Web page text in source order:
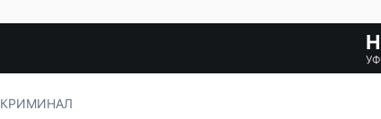
КРИМИНАЛ